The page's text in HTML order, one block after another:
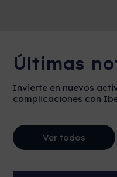
Últimas
Invierte en nuevos
complicaciones con
Ver todos